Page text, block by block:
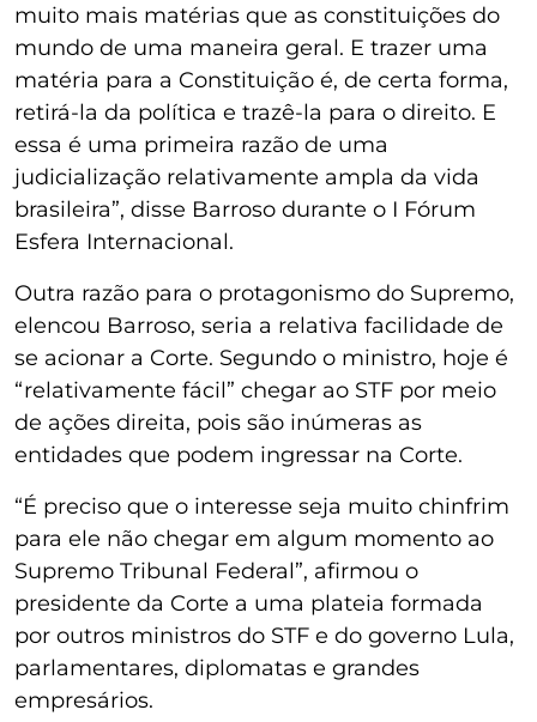
muito mais matérias que as constituições do
mundo de uma maneira geral. E trazer uma
matéria para a Constituição é, de certa forma,
retirá-la da política e trazê-la para o direito. E
essa é uma primeira razão de uma
judicialização relativamente ampla da vida
brasileira”, disse Barroso durante o I Fórum
Esfera Internacional.
Outra razão para o protagonismo do Supremo,
elencou Barroso, seria a relativa facilidade de
se acionar a Corte. Segundo o ministro, hoje é
“relativamente fácil” chegar ao STF por meio
de ações direita, pois são inúmeras as
entidades que podem ingressar na Corte.
“É preciso que o interesse seja muito chinfrim
para ele não chegar em algum momento ao
Supremo Tribunal Federal”, afirmou o
presidente da Corte a uma plateia formada
por outros ministros do STF e do governo Lula,
parlamentares, diplomatas e grandes
empresários.